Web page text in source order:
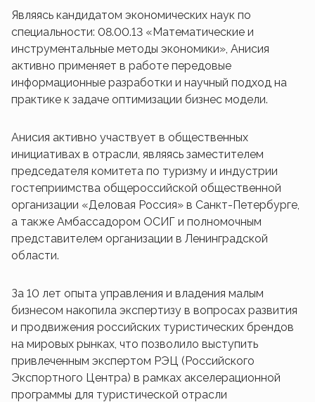
Являясь кандидатом экономических наук по
специальности: 08.00.13 «Математические и
инструментальные методы экономики», Анисия
активно применяет в работе передовые
информационные разработки и научный подход на
практике к задаче оптимизации бизнес модели.
Анисия активно участвует в общественных
инициативах в отрасли, являясь заместителем
председателя комитета по туризму и индустрии
гостеприимства общероссийской общественной
организации «Деловая Россия» в Санкт-Петербурге,
а также Амбассадором ОСИГ и полномочным
представителем организации в Ленинградской
области.
За 10 лет опыта управления и владения малым
бизнесом накопила экспертизу в вопросах развития
и продвижения российских туристических брендов
на мировых рынках, что позволило выступить
привлеченным экспертом РЭЦ (Российского
Экспортного Центра) в рамках акселерационной
программы для туристической отрасли